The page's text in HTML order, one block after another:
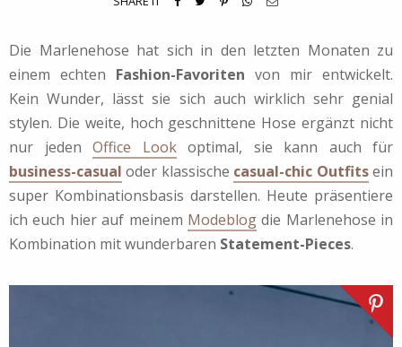
Die Marlenehose hat sich in den letzten Monaten zu
einem echten Fashion-Favoriten von mir entwickelt.
Kein Wunder, lässt sie sich auch wirklich sehr genial
stylen. Die weite, hoch geschnittene Hose ergänzt nicht
nur jeden Office Lookoptimal, sie kann auch für
business-casual oder klassische casual-chic Outfitsein
super Kombinationsbasis darstellen. Heute präsentiere
ich euch hier auf meinem Modeblogdie Marlenehose in
Kombination mit wunderbaren Statement-Pieces.